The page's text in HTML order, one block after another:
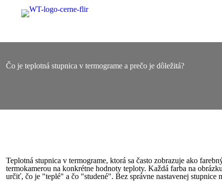
Čo je teplotná stupnica v termograme a prečo je dôležitá?
Teplotná stupnica v termograme, ktorá sa často zobrazuje ako
termokamerou na konkrétne hodnoty teploty. Každá farba na
určiť, čo je "teplé" a čo "studené". Bez správne nastavenej stupnice